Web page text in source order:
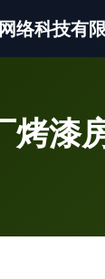
络科技有
烤漆